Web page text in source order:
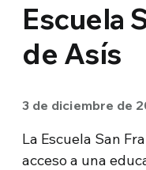
Escuela
de Asís
3 de diciembre de
La Escuela San
acceso a una